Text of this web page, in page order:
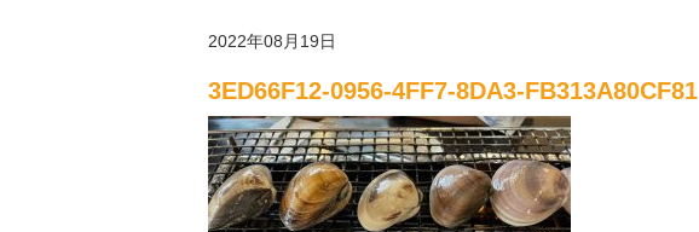
2022年08月19日
3ED66F12-0956-4FF7-8DA3-FB313A80CF81